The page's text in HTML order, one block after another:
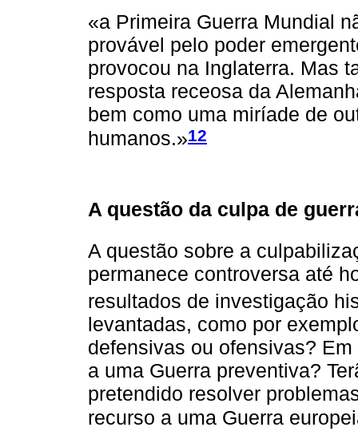
«a Primeira Guerra Mundial
provável pelo poder
provocou na Inglaterra. Mas
resposta receosa da
bem como uma miríade de
humanos.»12
A questão da culpa de
A questão sobre a
permanece controversa até
resultados de investigação
levantadas, como por
defensivas ou ofensivas?
a uma Guerra preventiva?
pretendido resolver
recurso a uma Guerra